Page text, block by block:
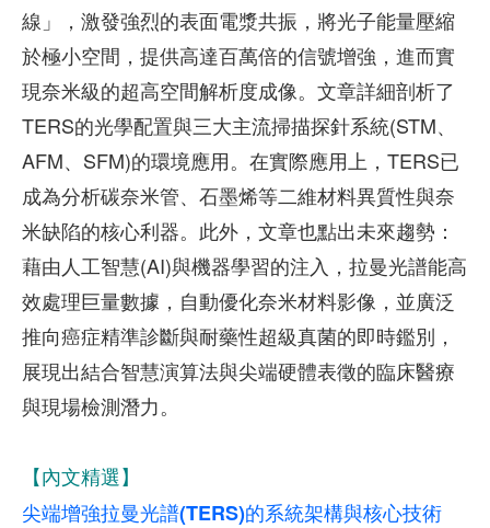
線」，激發強烈的表面電漿共振，將光子能量壓縮
於極小空間，提供高達百萬倍的信號增強，進而實
現奈米級的超高空間解析度成像。文章詳細剖析了
TERS的光學配置與三大主流掃描探針系統(STM、
AFM、SFM)的環境應用。在實際應用上，TERS已
成為分析碳奈米管、石墨烯等二維材料異質性與奈
米缺陷的核心利器。此外，文章也點出未來趨勢：
藉由人工智慧(AI)與機器學習的注入，拉曼光譜能高
效處理巨量數據，自動優化奈米材料影像，並廣泛
推向癌症精準診斷與耐藥性超級真菌的即時鑑別，
展現出結合智慧演算法與尖端硬體表徵的臨床醫療
與現場檢測潛力。
【內文精選】
尖端增強拉曼光譜(TERS)的系統架構與核心技術